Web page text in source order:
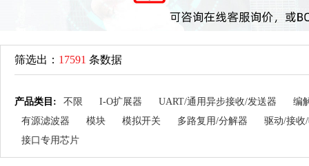
筛选出： 17591 条数据
产品类目: 不限 I-O扩展器 UART/通用异步接收/发送器
编
有源滤波器
模块 模拟开关 多路复用/分解器
驱动/接收
接口专用芯片